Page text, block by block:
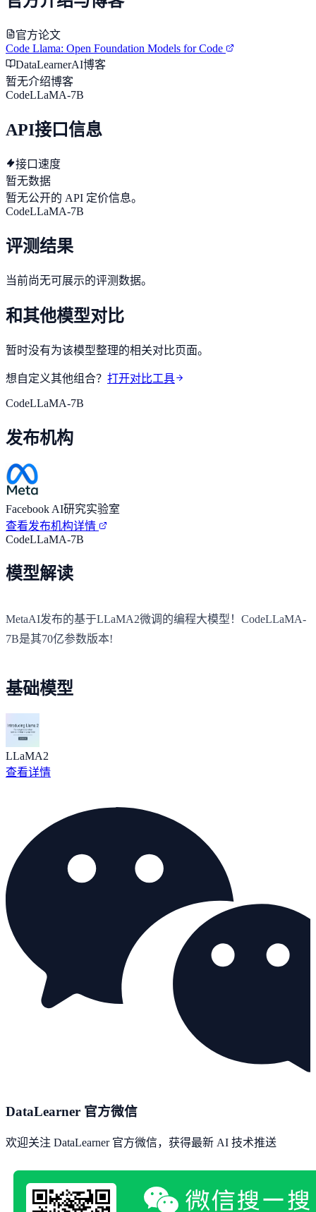
官方论文
Code Llama: Open Foundation Models for Code
DataLearnerAI博客
暂无介绍博客
CodeLLaMA-7B
API接口信息
接口速度
暂无数据
暂无公开的 API 定价信息。
CodeLLaMA-7B
评测结果
当前尚无可展示的评测数据。
和其他模型对比
暂时没有为该模型整理的相关对比页面。
想自定义其他组合？ 打开对比工具
CodeLLaMA-7B
发布机构
Facebook AI研究实验室
查看发布机构详情
CodeLLaMA-7B
模型解读
MetaAI发布的基于LLaMA2微调的编程大模型！CodeLLaMA-
7B是其70亿参数版本!
基础模型
LLaMA2
查看详情
DataLearner 官方微信
欢迎关注 DataLearner 官方微信，获得最新 AI 技术推送